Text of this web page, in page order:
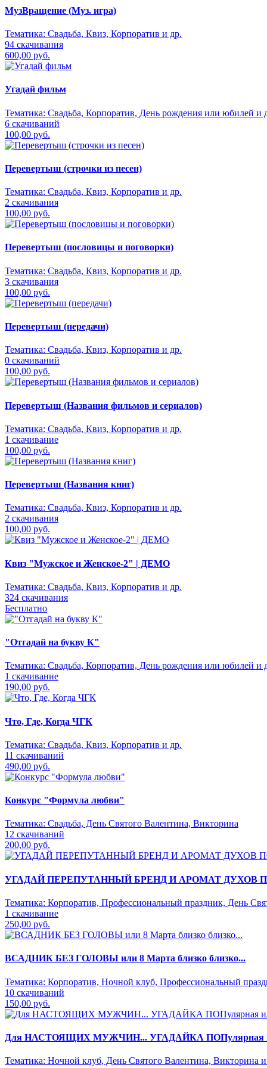
МузВращение (Муз. игра)
Тематика: Свадьба, Квиз, Корпоратив и др.
94 скачивания
600,00 руб.
Угадай фильм
Тематика: Свадьба, Корпоратив, День рождения или юбилей и
6 скачиваний
100,00 руб.
Перевертыш (строчки из песен)
Тематика: Свадьба, Квиз, Корпоратив и др.
2 скачивания
100,00 руб.
Перевертыш (пословицы и поговорки)
Тематика: Свадьба, Квиз, Корпоратив и др.
3 скачивания
100,00 руб.
Перевертыш (передачи)
Тематика: Свадьба, Квиз, Корпоратив и др.
0 скачиваний
100,00 руб.
Перевертыш (Названия фильмов и сериалов)
Тематика: Свадьба, Квиз, Корпоратив и др.
1 скачивание
100,00 руб.
Перевертыш (Названия книг)
Тематика: Свадьба, Квиз, Корпоратив и др.
2 скачивания
100,00 руб.
Квиз "Мужское и Женское-2" | ДЕМО
Тематика: Свадьба, Квиз, Корпоратив и др.
324 скачивания
Бесплатно
"Отгадай на букву К"
Тематика: Свадьба, Корпоратив, День рождения или юбилей и
1 скачивание
190,00 руб.
Что, Где, Когда ЧГК
Тематика: Свадьба, Квиз, Корпоратив и др.
11 скачиваний
490,00 руб.
Конкурс "Формула любви"
Тематика: Свадьба, День Святого Валентина, Викторина
12 скачиваний
200,00 руб.
УГАДАЙ ПЕРЕПУТАННЫЙ БРЕНД И АРОМАТ ДУХОВ
Тематика: Корпоратив, Профессиональный праздник, День
1 скачивание
250,00 руб.
ВСАДНИК БЕЗ ГОЛОВЫ или 8 Марта близко близко...
Тематика: Корпоратив, Ночной клуб, Профессиональный
10 скачиваний
150,00 руб.
Для НАСТОЯЩИХ МУЖЧИН... УГАДАЙКА
Тематика: Ночной клуб, День Святого Валентина, Викторина